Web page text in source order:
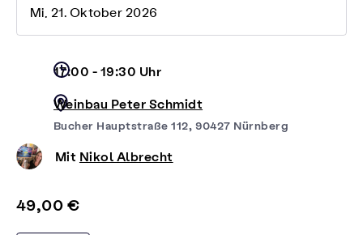
Mi, 21. Oktober 2026
17:00 - 19:30 Uhr
Weinbau Peter Schmidt
Bucher Hauptstraße 112, 90427 Nürnberg
Mit Nikol Albrecht
49,00 €